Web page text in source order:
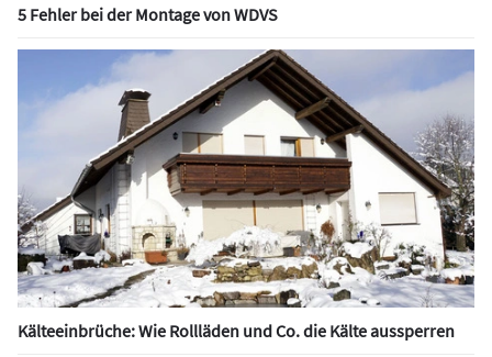
5 Fehler bei der Montage von WDVS
Kälteeinbrüche: Wie Rollläden und Co. die Kälte aussperren